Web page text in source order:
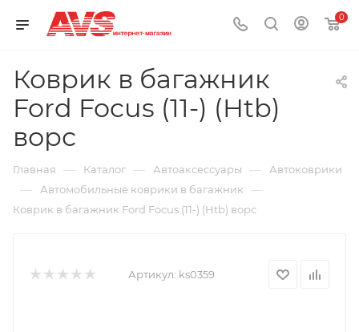
0
Коврик в багажник
Ford Focus (11-) (Htb)
ворс
Главная — Каталог — Автоаксессуары — Автоковрики
— Автомобильные коврики в багажник —
Коврик в багажник Ford Focus (11-) (Htb) ворс
Артикул: ks0359